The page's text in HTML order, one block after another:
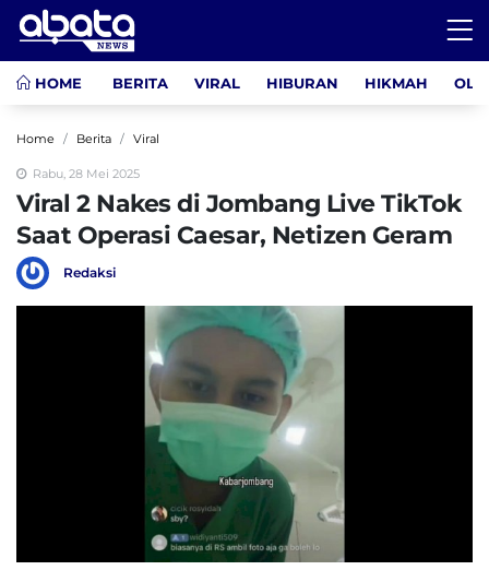
HOME BERITA VIRAL HIBURAN HIKMAH
Home Berita Viral
Rabu, 28 Mei 2025
Viral 2 Nakes di Jombang Live TikTok
Saat Operasi Caesar, Netizen Geram
Redaksi